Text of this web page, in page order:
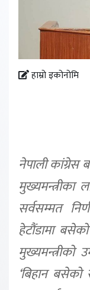
हाम्रो इकोनोमि
नेपाली
मुख्यमन्त्रीका
सर्वसम्मत
हेटौंडामा
मुख्यमन्त्रीको
‘बिहान